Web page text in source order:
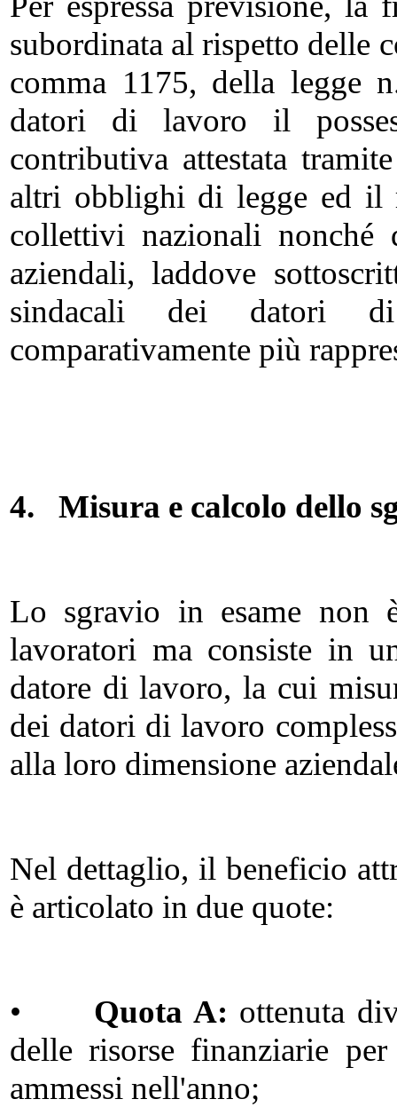
subordinata al rispetto delle
comma 1175, della legge
datori di lavoro il
contributiva attestata
altri obblighi di legge ed il
collettivi nazionali
aziendali, laddove
sindacali dei datori
comparativamente più
4. Misura e calcolo dello
Lo sgravio in esame non
lavoratori ma consiste in
datore di lavoro, la cui
dei datori di lavoro
alla loro dimensione
Nel dettaglio, il beneficio
è articolato in due quote:
• Quota A: ottenuta
delle risorse finanziarie
ammessi nell'anno;